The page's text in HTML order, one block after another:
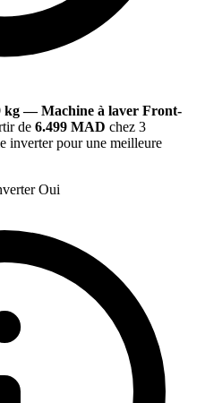
kg — Machine à laver Front-
de 6.499 MAD chez 3
inverter pour une meilleure
Oui